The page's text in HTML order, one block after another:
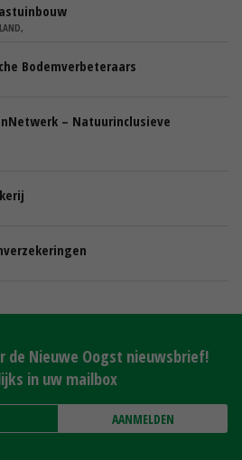
Bodemverbeteraars
– Natuurinclusieve
de Nieuwe Oogst nieuwsbrief!
in uw mailbox
AANMELDEN